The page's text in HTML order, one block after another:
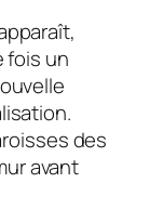
fois un
des
avant